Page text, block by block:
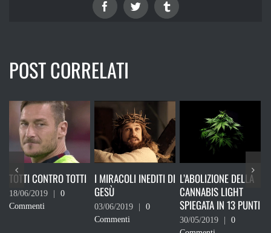
FacebookTwitter Tumblr
POST CORRELATI
TOTTI
0
I MIRACOLI INEDITI DI
GESÙ
0
L’ABOLIZIONE DELLA
CANNABIS LIGHT
SPIEGATA IN 13 PUNTI
0
RICORDATI
DEVI VOTARE
24/05/2019
Commenti